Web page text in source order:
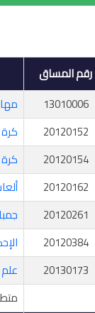
رقم المساق
13010006
20120152
كرة
20120154
كرة
20120162
20120261
20120384
20130173